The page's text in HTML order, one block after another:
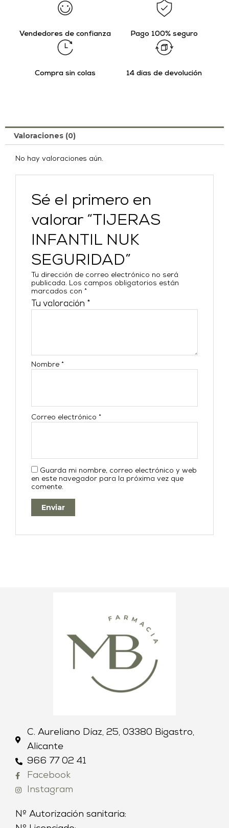
Vendedores de confianza Pago 100% seguro
Compra sin colas 14 días de devolución
Valoraciones (0)
No hay valoraciones aún.
Sé el primero en
valorar “TIJERAS
INFANTIL NUK
SEGURIDAD”
Tu dirección de correo electrónico no será
publicada. Los campos obligatorios están
marcados con*
Tu valoración *
Nombre*
Correo electrónico*
Guarda mi nombre, correo electrónico y web
en este navegador para la próxima vez que
comente.
C. Aureliano Díaz, 25, 03380 Bigastro,
Alicante
966 77 02 41
Facebook
Instagram
Nº Autorización sanitaria: